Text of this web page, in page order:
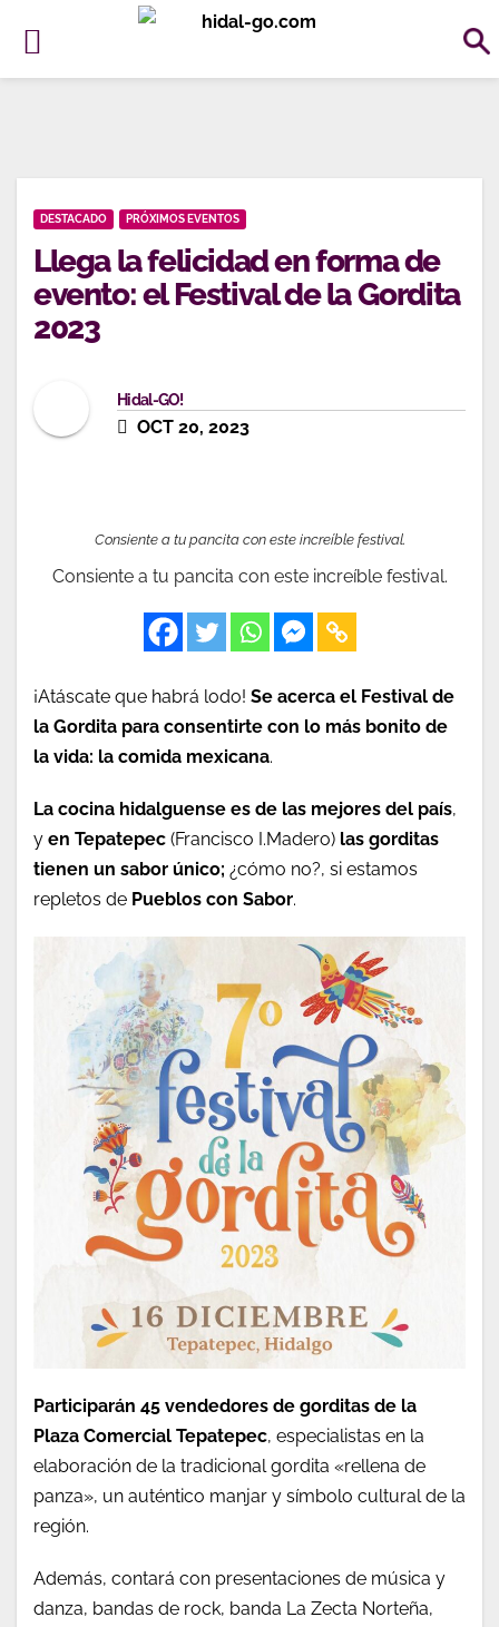
DESTACADO PRÓXIMOS EVENTOS
Llega la felicidad en forma de
evento: el Festival de la Gordita
2023
Hidal-GO!
OCT 20, 2023
Consiente a tu pancita con este increíble festival.
Consiente a tu pancita con este increíble festival.
¡Atáscate que habrá lodo! Se acerca el Festival de
la Gordita para consentirte con lo más bonito de
la vida: la comida mexicana.
La cocina hidalguense es de las mejores del país,
y en Tepatepec (Francisco I.Madero) las gorditas
tienen un sabor único; ¿cómo no?, si estamos
repletos de Pueblos con Sabor.
Participarán 45 vendedores de gorditas de la
Plaza Comercial Tepatepec, especialistas en la
elaboración de la tradicional gordita «rellena de
panza», un auténtico manjar y símbolo cultural de la
región.
Además, contará con presentaciones de música y
danza, bandas de rock, banda La Zecta Norteña,